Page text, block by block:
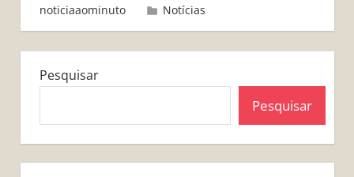
noticiaaominuto
Notícias
Pesquisar
Pesquisar